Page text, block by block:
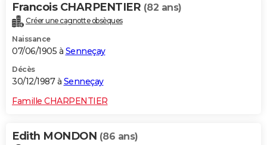
Francois CHARPENTIER (82 ans)
Créer une cagnotte obsèques
Naissance
07/06/1905 à Senneçay
Décès
30/12/1987 à Senneçay
Famille CHARPENTIER
Edith MONDON (86 ans)